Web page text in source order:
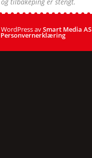
avSmart Media AS
Personvernerklæring